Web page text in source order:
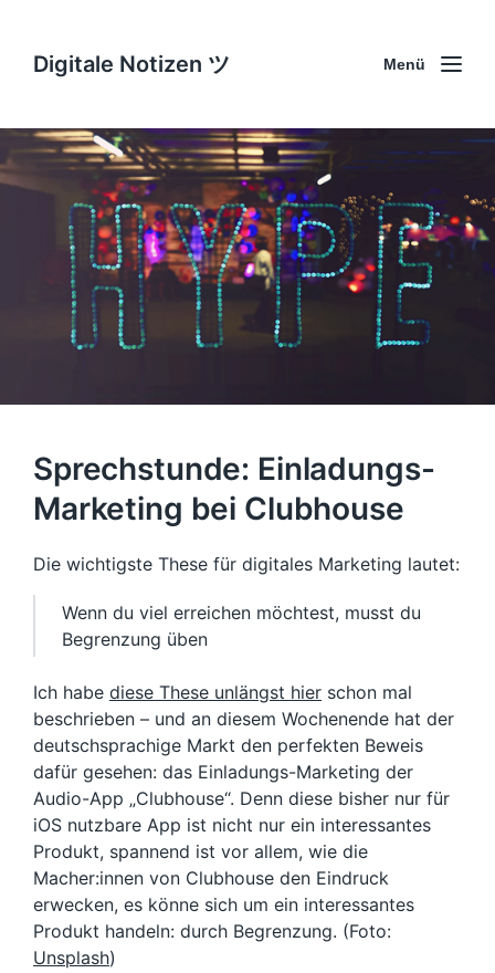
Digitale Notizen ツ Menü
Sprechstunde: Einladungs-
Marketing bei Clubhouse
Die wichtigste These für digitales Marketing lautet:
Wenn du viel erreichen möchtest, musst du
Begrenzung üben
Ich habe diese These unlängst hier schon mal
beschrieben – und an diesem Wochenende hat der
deutschsprachige Markt den perfekten Beweis
dafür gesehen: das Einladungs-Marketing der
Audio-App „Clubhouse“. Denn diese bisher nur für
iOS nutzbare App ist nicht nur ein interessantes
Produkt, spannend ist vor allem, wie die
Macher:innen von Clubhouse den Eindruck
erwecken, es könne sich um ein interessantes
Produkt handeln: durch Begrenzung. (Foto:
Unsplash)